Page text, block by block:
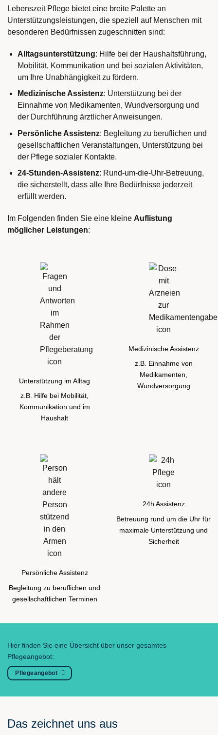
Lebenszeit Pflege bietet eine breite Palette an
Unterstützungsleistungen, die speziell auf Menschen mit
besonderen Bedürfnissen zugeschnitten sind:
Alltagsunterstützung: Hilfe bei der Haushaltsführung,
Mobilität, Kommunikation und bei sozialen Aktivitäten,
um Ihre Unabhängigkeit zu fördern.
Medizinische Assistenz: Unterstützung bei der
Einnahme von Medikamenten, Wundversorgung und
der Durchführung ärztlicher Anweisungen.
Persönliche Assistenz: Begleitung zu beruflichen und
gesellschaftlichen Veranstaltungen, Unterstützung bei
der Pflege sozialer Kontakte.
24-Stunden-Assistenz: Rund-um-die-Uhr-Betreuung,
die sicherstellt, dass alle Ihre Bedürfnisse jederzeit
erfüllt werden.
Im Folgenden finden Sie eine kleine Auflistung
möglicher Leistungen:
Unterstützung im Alltag
z.B. Hilfe bei Mobilität,
Kommunikation und im
Haushalt
Medizinische Assistenz
z.B. Einnahme von
Medikamenten,
Wundversorgung
Persönliche Assistenz
Begleitung zu beruflichen und
gesellschaftlichen Terminen
24h Assistenz
Betreuung rund um die Uhr für
maximale Unterstützung und
Sicherheit
Hier finden Sie eine Übersicht über unser gesamtes
Pflegeangebot:
Pflegeangebot
Das zeichnet uns aus